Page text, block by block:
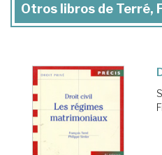
Otros libros de Terré,